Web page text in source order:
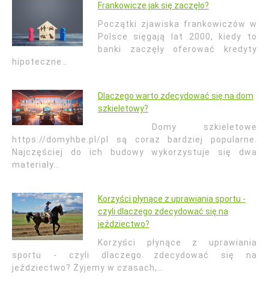
Frankowicze jak się zaczęło?
Początki zjawiska frankowiczów w
Polsce sięgają lat 2000, kiedy to
banki zaczęły oferować kredyty
hipoteczne…
Dlaczego warto zdecydować się na dom
szkieletowy?
Domy szkieletowe
https://domyhbe.pl/pl są coraz bardziej popularne.
Najczęściej do ich budowy wykorzystuje się dwa
materiały…
Korzyści płynące z uprawiania sportu -
czyli dlaczego zdecydować się na
jeździectwo?
Korzyści płynące z uprawiania
sportu - czyli dlaczego zdecydować się na
jeździectwo? Żyjemy w czasach,…